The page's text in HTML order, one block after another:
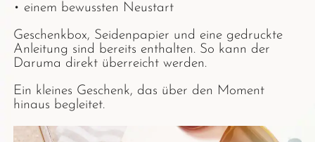
• einem bewussten Neustart
Geschenkbox, Seidenpapier und eine gedruckte
Anleitung sind bereits enthalten. So kann der
Daruma direkt überreicht werden.
Ein kleines Geschenk, das über den Moment
hinaus begleitet.